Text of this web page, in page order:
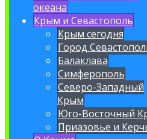
океана
Крым и Севастополь
Крым сегодня
Город
Балаклава
Симферополь
Северо-Западный
Крым
Юго-Восточный
Приазовье и